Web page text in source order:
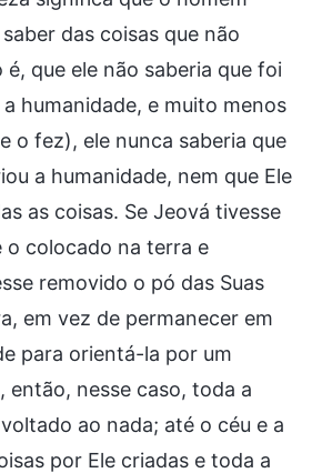
das coisas que não
que ele não saberia que foi
humanidade, e muito menos
o fez), ele nunca saberia que
a humanidade, nem que Ele
as coisas. Se Jeová tivesse
o colocado na terra e
removido o pó das Suas
em vez de permanecer em
para orientá-la por um
então, nesse caso, toda a
ao nada; até o céu e a
por Ele criadas e toda a